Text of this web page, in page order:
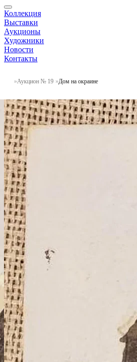
Коллекция
Выставки
Аукционы
Художники
Новости
Контакты
Аукцион № 19 Дом на окраине